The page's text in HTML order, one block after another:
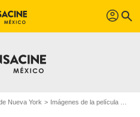
profil search
Nueva York Imágenes de la película Pandillas de Nueva York